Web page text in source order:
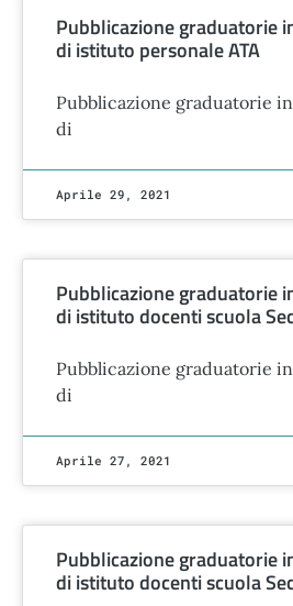
Pubblicazione graduatorie
di istituto personale ATA
Pubblicazione graduatorie
di
Aprile 29, 2021
Pubblicazione graduatorie
di istituto docenti scuola
Pubblicazione graduatorie
di
Aprile 27, 2021
Pubblicazione graduatorie
di istituto docenti scuola